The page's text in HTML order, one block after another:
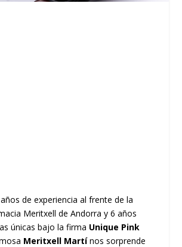
de experiencia al frente de la
Meritxell de Andorra y 6 años
únicas bajo la firma Unique Pink
Meritxell Martínos sorprende